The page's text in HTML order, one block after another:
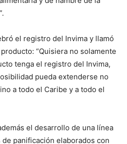
el registro del Invima y llamó
“Quisiera no solamente
tenga el registro del Invima,
pueda extenderse no
a todo el Caribe y a todo el
el desarrollo de una línea
panificación elaborados con